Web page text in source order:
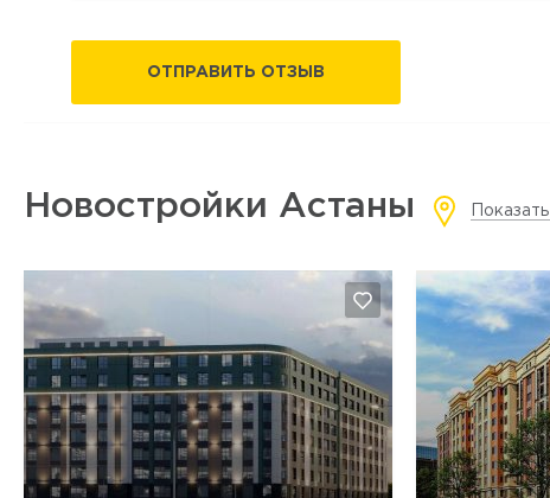
ОТПРАВИТЬ ОТЗЫВ
Новостройки Астаны